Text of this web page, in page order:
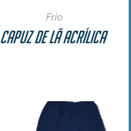
Frio
Capuz de Lã Acrílica